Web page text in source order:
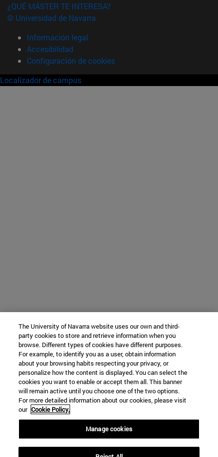
¿QUÉ MÁSTER TE INTERESA?
© Universidad de Navarra
Información legal
Accesibilidad
Configuración de cookies
Localizador de campus
The University of Navarra website uses our own and third-
party cookies to store and retrieve information when you
browse. Different types of cookies have different purposes.
For example, to identify you as a user, obtain information
about your browsing habits respecting your privacy, or
personalize how the content is displayed. You can select the
cookies you want to enable or accept them all. This banner
will remain active until you choose one of the two options.
For more detailed information about our cookies, please visit
our Cookie Policy.
Manage cookies